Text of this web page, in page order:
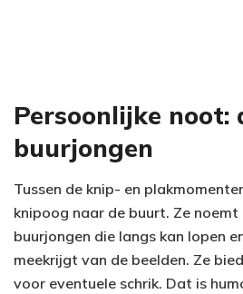
Persoonlijke noot:
buurjongen
Tussen de knip- en
knipoog naar de buurt. Ze noemt
buurjongen die langs kan lopen
meekrijgt van de beelden. Ze
voor eventuele schrik. Dat is